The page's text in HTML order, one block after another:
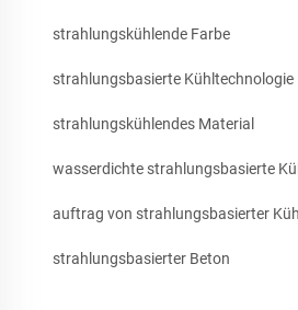
strahlungskühlende Farbe
strahlungsbasierte Kühltechnologie
strahlungskühlendes Material
wasserdichte strahlungsbasierte
auftrag von strahlungsbasierter
strahlungsbasierter Beton